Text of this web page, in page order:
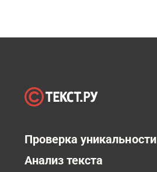
Проверка уникальности
Анализ текста